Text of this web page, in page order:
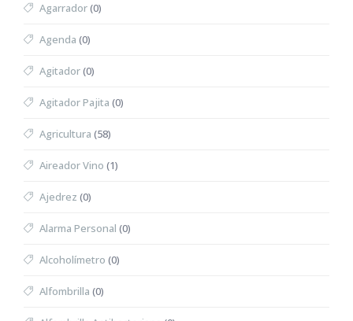
Agarrador(0)
Agenda (0)
Agitador(0)
Agitador Pajita (0)
Agricultura (58)
Aireador Vino (1)
Ajedrez (0)
Alarma Personal (0)
Alcoholímetro (0)
Alfombrilla (0)